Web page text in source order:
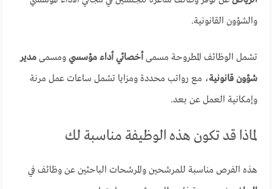
والشؤون القانونية.
تشمل الوظائف المطروحة مسمىأخصائي أداء مؤسسي ومسمىمدير
شؤون قانونية، مع رواتب محددة ومزايا تشمل ساعات عمل مرنة
وإمكانية العمل عن بعد.
لماذا قد تكون هذه الوظيفة مناسبة لك
هذه الفرص مناسبة للمرشحين والمرشحات الباحثين عن وظائف في